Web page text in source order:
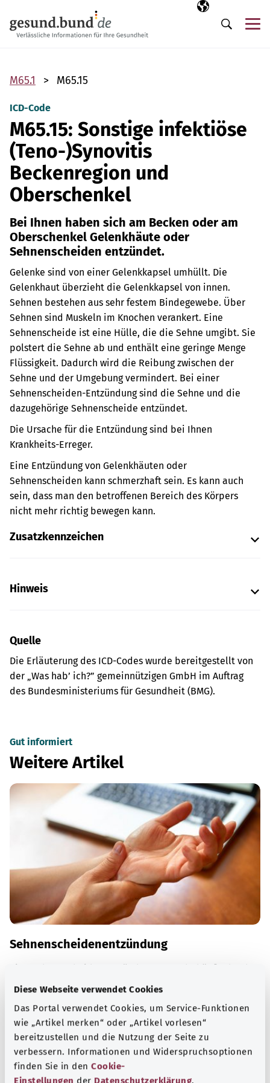
Diese Webseite verwendet Cookies
Das Portal verwendet Cookies, um Service-Funktionen
wie „Artikel merken“ oder „Artikel vorlesen“
bereitzustellen und die Nutzung der Seite zu
verbessern. Informationen und Widerspruchsoptionen
finden Sie in den Cookie-
Einstellungen der Datenschutzerklärung.
Ausgewählte
DE
Suche
M65.1 M65.15
ICD-Code
M65.15: Sonstige infektiöse
(Teno-)Synovitis
Beckenregion und
Oberschenkel
Bei Ihnen haben sich am Becken oder am
Oberschenkel Gelenkhäute oder
Sehnenscheiden entzündet.
Gelenke sind von einer Gelenkkapsel umhüllt. Die
Gelenkhaut überzieht die Gelenkkapsel von innen.
Sehnen bestehen aus sehr festem Bindegewebe. Über
Sehnen sind Muskeln im Knochen verankert. Eine
Sehnenscheide ist eine Hülle, die die Sehne umgibt. Sie
polstert die Sehne ab und enthält eine geringe Menge
Flüssigkeit. Dadurch wird die Reibung zwischen der
Sehne und der Umgebung vermindert. Bei einer
Sehnenscheiden-Entzündung sind die Sehne und die
dazugehörige Sehnenscheide entzündet.
Die Ursache für die Entzündung sind bei Ihnen
Krankheits-Erreger.
Eine Entzündung von Gelenkhäuten oder
Sehnenscheiden kann schmerzhaft sein. Es kann auch
sein, dass man den betroffenen Bereich des Körpers
nicht mehr richtig bewegen kann.
Zusatzkennzeichen
Hinweis
Quelle
Die Erläuterung des ICD-Codes wurde bereitgestellt von
der „Was hab’ ich?” gemeinnützigen GmbH im Auftrag
des Bundesministeriums für Gesundheit (BMG).
Gut informiert
Weitere Artikel
Sehnenscheidenentzündung
Überbeanspruchung der Hände, Arme oder Füße. Schont
Beschwerden meist von selbst.
Mehr erfahren